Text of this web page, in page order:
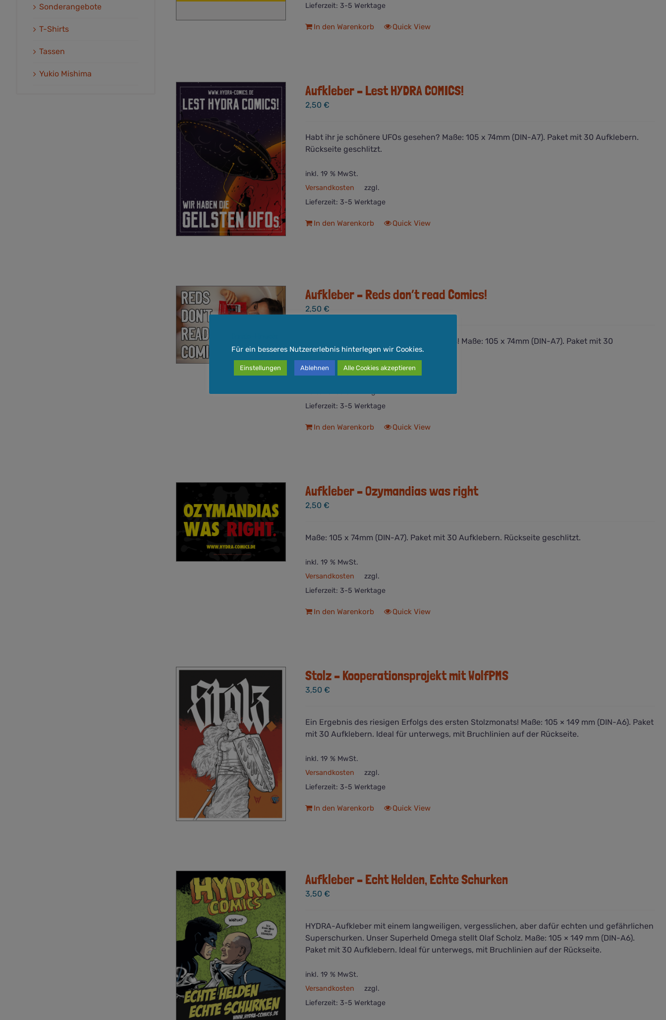
Lieferzeit: 3-5 Werktage
In den Warenkorb Quick View
Aufkleber – Lest HYDRA COMICS!
2,50 €
Habt ihr je schönere UFOs gesehen? Maße: 105 x 74mm (DIN-A7). Paket mit 30 Aufklebern.
Rückseite geschlitzt.
inkl. 19 % MwSt.
zzgl.
Versandkosten
Lieferzeit: 3-5 Werktage
In den Warenkorb Quick View
Aufkleber – Reds don’t read Comics!
2,50 €
Jedes Kind weiß: Reds don't read Comics! Maße: 105 x 74mm (DIN-A7). Paket mit 30
Aufklebern. Rückseite geschlitzt.
inkl. 19 % MwSt.
Lieferzeit: 3-5 Werktage
In den Warenkorb Quick View
Aufkleber – Ozymandias was right
2,50 €
Maße: 105 x 74mm (DIN-A7). Paket mit 30 Aufklebern. Rückseite geschlitzt.
inkl. 19 % MwSt.
zzgl.
Versandkosten
Lieferzeit: 3-5 Werktage
In den Warenkorb Quick View
Stolz – Kooperationsprojekt mit WolfPMS
3,50 €
Ein Ergebnis des riesigen Erfolgs des ersten Stolzmonats! Maße: 105 × 149 mm (DIN-A6). Paket
mit 30 Aufklebern. Ideal für unterwegs, mit Bruchlinien auf der Rückseite.
inkl. 19 % MwSt.
zzgl.
Versandkosten
Lieferzeit: 3-5 Werktage
In den Warenkorb Quick View
Aufkleber – Echt Helden, Echte Schurken
3,50 €
HYDRA-Aufkleber mit einem langweiligen, vergesslichen, aber dafür echten und gefährlichen
Superschurken. Unser Superheld Omega stellt Olaf Scholz. Maße: 105 × 149 mm (DIN-A6).
Paket mit 30 Aufklebern. Ideal für unterwegs, mit Bruchlinien auf der Rückseite.
inkl. 19 % MwSt.
zzgl.
Versandkosten
Lieferzeit: 3-5 Werktage
Sonderangebote
T-Shirts
Tassen
Yukio Mishima
Für ein besseres Nutzererlebnis hinterlegen wir Cookies.
Einstellungen Ablehnen Alle Cookies akzeptieren